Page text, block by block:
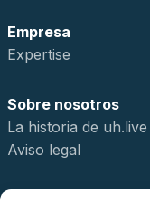
Empresa
Expertise
Sobre nosotros
La historia de uh.live
Aviso legal